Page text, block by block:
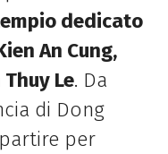
dedicato
An Cung,
Le. Da
di Dong
per